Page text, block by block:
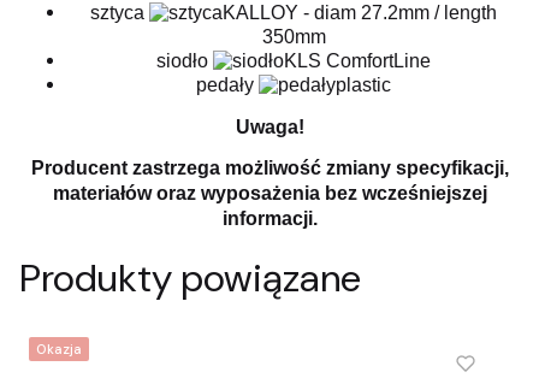
sztyca
KALLOY - diam 27.2mm / length
350mm
siodło
KLS ComfortLine
pedały
plastic
Uwaga!
Producent zastrzega możliwość zmiany specyfikacji,
materiałów oraz wyposażenia bez wcześniejszej
informacji.
Produkty powiązane
Okazja